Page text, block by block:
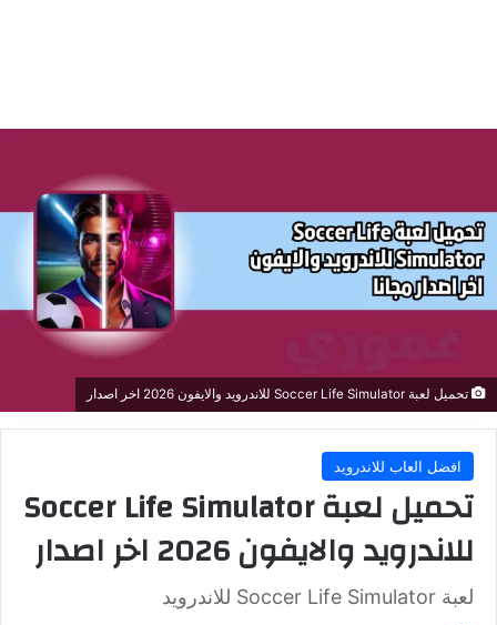
تحميل لعبة Soccer Life Simulator للاندرويد والايفون 2026 اخر اصدار
افضل العاب للاندرويد
تحميل لعبة Soccer Life Simulator
للاندرويد والايفون 2026 اخر اصدار
لعبة Soccer Life Simulator للاندرويد